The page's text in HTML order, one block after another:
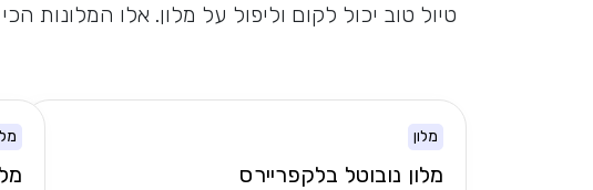
טיול טוב יכול לקום וליפול על מלון. אלו המלונות
מלון
מלון נובוטל בלקפריירס